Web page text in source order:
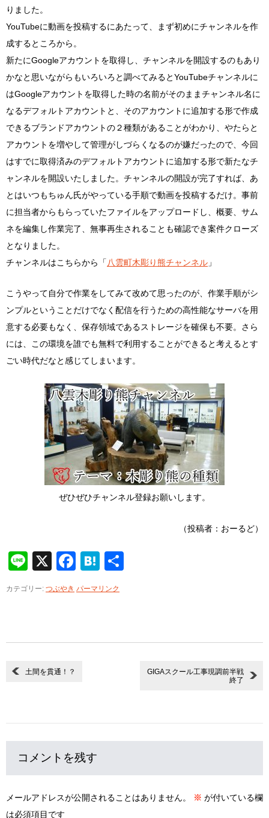
りました。
YouTubeに動画を投稿するにあたって、まず初めにチャンネルを作
成するところから。
新たにGoogleアカウントを取得し、チャンネルを開設するのもあり
かなと思いながらもいろいろと調べてみるとYouTubeチャンネルに
はGoogleアカウントを取得した時の名前がそのままチャンネル名に
なるデフォルトアカウントと、そのアカウントに追加する形で作成
できるブランドアカウントの２種類があることがわかり、やたらと
アカウントを増やして管理がしづらくなるのが嫌だったので、今回
はすでに取得済みのデフォルトアカウントに追加する形で新たなチ
ャンネルを開設いたしました。チャンネルの開設が完了すれば、あ
とはいつもちゅん氏がやっている手順で動画を投稿するだけ。事前
に担当者からもらっていたファイルをアップロードし、概要、サム
ネを編集し作業完了、無事再生されることも確認でき案件クローズ
となりました。
チャンネルはこちらから「八雲町木彫り熊チャンネル 」
こうやって自分で作業をしてみて改めて思ったのが、作業手順がシ
ンプルということだけでなく 配信を行うための高性能なサーバを用
意する必要もなく、保存領域であるストレージを確保も不要。 さら
には、この環境を誰でも無料で利用することができると考えるとす
ごい時代だなと感じてしまいます。
ぜひぜひチャンネル登録お願いします。
（投稿者：おーるど）
Line
X Facebook
Hatena
カテゴリー: つぶやき パーマリンク
土間を貫通！？
GIGAスクール工事現調前半戦
終了
コメントを残す
メールアドレスが公開されることはありません。 ※ が付いている欄
は必須項目です